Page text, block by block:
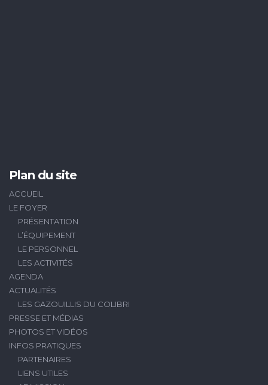
Plan du site
ACCUEIL
LE FOYER
PRÉSENTATION
L’ÉQUIPEMENT
LE PERSONNEL
LES ACTIVITÉS
AGENDA
ACTUALITÉS
LES GAZOUILLIS DU COLIBRI
PRESSE ET MÉDIAS
PHOTOS ET VIDÉOS
INFOS PRATIQUES
PARTENAIRES
LIENS UTILES